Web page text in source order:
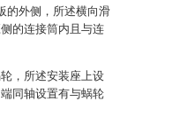
的外侧，所述横向滑
的连接筒内且与连
，所述安装座上设
同轴设置有与蜗轮